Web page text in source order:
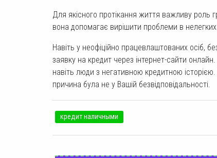
Для якісного протікання життя важливу роль
вона допомагає вирішити проблеми в нелегких
Навіть у неофіційно працевлаштованих осіб,
заявку на кредит через інтернет-сайти
навіть люди з негативною кредитною
причина була не у Вашій безвідповідальності.
кредит наличными